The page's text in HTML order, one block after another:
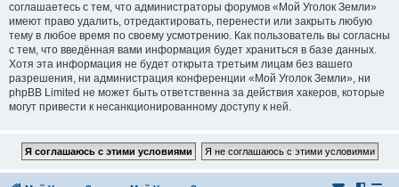
соглашаетесь с тем, что администраторы форумов «Мой Уголок Земли»
имеют право удалить, отредактировать, перенести или закрыть любую
тему в любое время по своему усмотрению. Как пользователь вы согласны
с тем, что введённая вами информация будет храниться в базе данных.
Хотя эта информация не будет открыта третьим лицам без вашего
разрешения, ни администрация конференции «Мой Уголок Земли», ни
phpBB Limited не может быть ответственна за действия хакеров, которые
могут привести к несанкционированному доступу к ней.